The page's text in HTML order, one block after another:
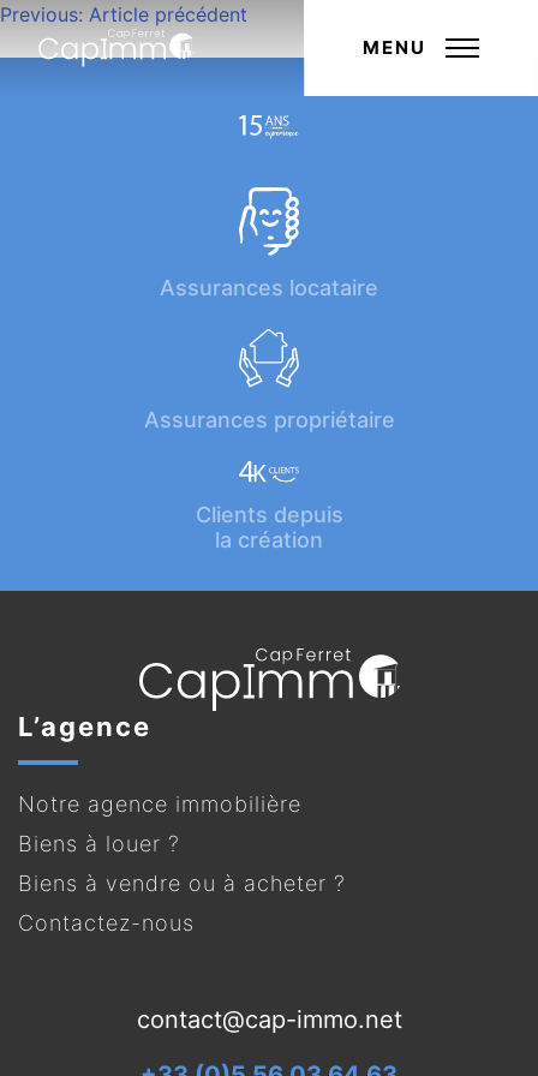
MENU
Navigation
de
Previous: Article précédent
Assurances locataire
Assurances propriétaire
Clients depuis
la création
L’agence
Notre agence immobilière
Biens à louer ?
Biens à vendre ou à acheter ?
Contactez-nous
contact@cap-immo.net